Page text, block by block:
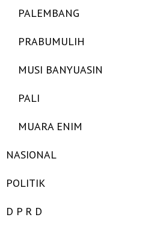
PALEMBANG
PRABUMULIH
MUSI BANYUASIN
PALI
MUARA ENIM
NASIONAL
POLITIK
D P R D